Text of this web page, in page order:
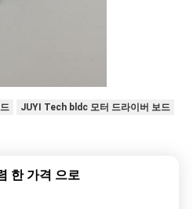
JUYI Tech bldc 모터 드라이버 보드
한 가격 으로